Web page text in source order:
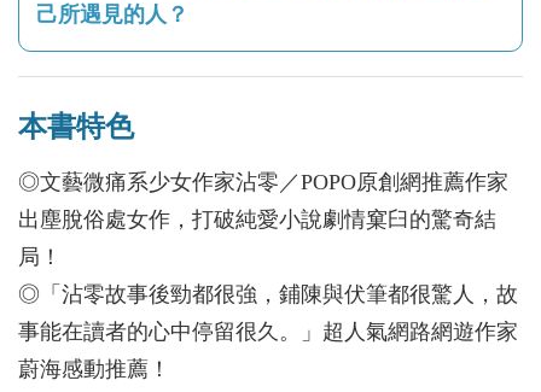
己所遇見的人？
本書特色
◎文藝微痛系少女作家沾零／POPO原創網推薦作家
出塵脫俗處女作，打破純愛小說劇情窠臼的驚奇結
局！
◎「沾零故事後勁都很強，鋪陳與伏筆都很驚人，故
事能在讀者的心中停留很久。」超人氣網路網遊作家
蔚海感動推薦！